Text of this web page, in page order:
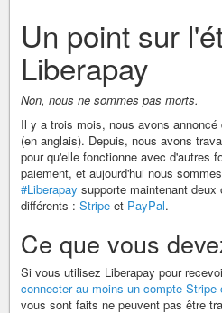
Un point sur
Liberapay
Non, nous ne sommes pas morts.
Il y a trois mois, nous avons annoncé
(en anglais). Depuis, nous avons
pour qu'elle fonctionne avec d'autres
paiement, et aujourd'hui nous
#Liberapay supporte maintenant deux
différents : Stripe et PayPal.
Ce que vous
Si vous utilisez Liberapay pour
connecter au moins un compte Stripe
vous sont faits ne peuvent pas être